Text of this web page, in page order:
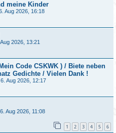
meine Kinder
Aug 2026, 16:18
2026, 13:21
Code CSKWK ) / Biete neben
Gedichte / Vielen Dank !
Aug 2026, 12:17
Aug 2026, 11:08
1 2 3 4 5 6